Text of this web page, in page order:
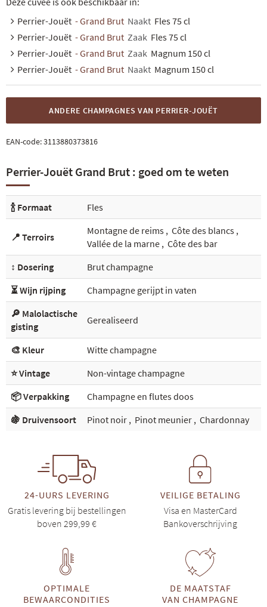
Perrier-Jouët - Grand Brut Naakt Fles 75 cl
Perrier-Jouët - Grand Brut Zaak Fles 75 cl
Perrier-Jouët - Grand Brut Zaak Magnum 150 cl
Perrier-Jouët - Grand Brut Naakt Magnum 150 cl
ANDERE CHAMPAGNES VAN PERRIER-JOUËT
EAN-code:3113880373816
Perrier-Jouët Grand Brut : goed om te weten
🍾 Formaat Fles
📍 Terroirs
Montagne de reims , Côte des blancs ,
Vallée de la marne , Côte des bar
↕️ Dosering
Brut champagne
⏳ Wijn rijping
Champagne gerijpt in vaten
🔎 Malolactische
gisting
Gerealiseerd
🎨 Kleur
Witte champagne
⭐ Vintage
Non-vintage champagne
📦 Verpakking
Champagne en flutes doos
🍇 Druivensoort
Pinot noir , Pinot meunier , Chardonnay
24-UURS LEVERING
Gratis levering bij bestellingen
boven 299,99 €
VEILIGE BETALING
Visa en MasterCard
Bankoverschrijving
OPTIMALE
BEWAARCONDITIES
DE MAATSTAF
VAN CHAMPAGNE